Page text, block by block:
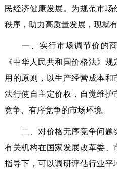
民经济健康发展。为规范市
秩序，助力高质量发展，现就
一、实行市场调节价的商
《中华人民共和国价格法》
用的原则，以生产经营成本
法行使自主定价权，自觉维
竞争、有序竞争的市场环境。
二、对价格无序竞争问题
有关机构在国家发展改革委、
指导下，可以调研评估行业